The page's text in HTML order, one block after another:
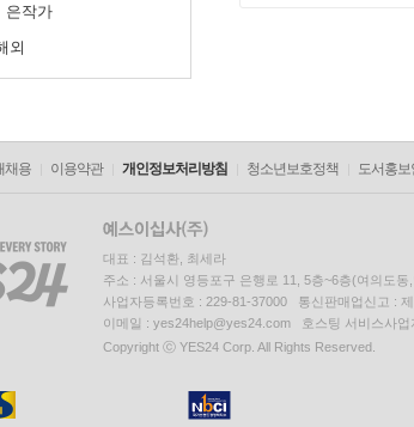
은작가
외
채용 이용약관 개인정보처리방침 청소년보호정책 도서홍보
대표 : 김석환, 최세라
주소 : 서울시 영등포구 은행로 11, 5층~6층(여의도동
사업자등록번호 : 229-81-37000 통신판매업신고 :
이메일 : yes24help@yes24.com 호스팅 서비스사업
Copyright ⓒ YES24 Corp. All Rights Reserved.